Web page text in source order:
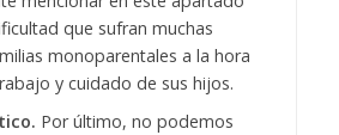
que sufran muchas
monoparentales a la hora
y cuidado de sus hijos.
Por último, no podemos